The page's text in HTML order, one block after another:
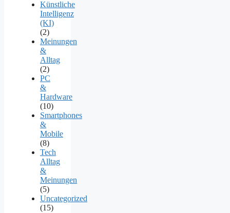
Künstliche
Intelligenz
(KI)
(2)
Meinungen
&
Alltag
(2)
PC
&
Hardware
(10)
Smartphones
&
Mobile
(8)
Tech
Alltag
&
Meinungen
(5)
Uncategorized
(15)